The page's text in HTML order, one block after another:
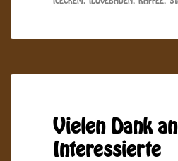
Vielen Dank
Interessierte